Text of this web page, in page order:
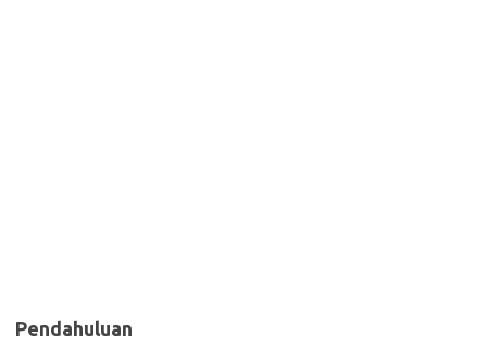
Pendahuluan